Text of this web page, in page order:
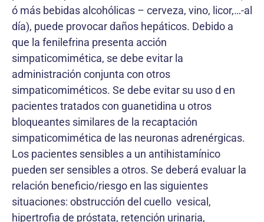
ó más bebidas alcohólicas – cerveza, vino, licor,…-al
día), puede provocar daños hepáticos. Debido a
que la fenilefrina presenta acción
simpaticomimética, se debe evitar la
administración conjunta con otros
simpaticomiméticos. Se debe evitar su uso d en
pacientes tratados con guanetidina u otros
bloqueantes similares de la recaptación
simpaticomimética de las neuronas adrenérgicas.
Los pacientes sensibles a un antihistamínico
pueden ser sensibles a otros. Se deberá evaluar la
relación beneficio/riesgo en las siguientes
situaciones: obstrucción del cuello vesical,
hipertrofia de próstata, retención urinaria,